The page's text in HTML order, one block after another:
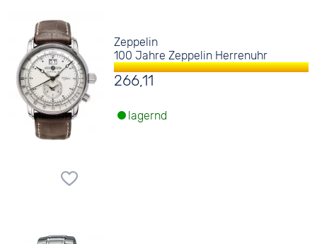
Zeppelin
100 Jahre Zeppelin Herrenuhr
266,11
lagernd